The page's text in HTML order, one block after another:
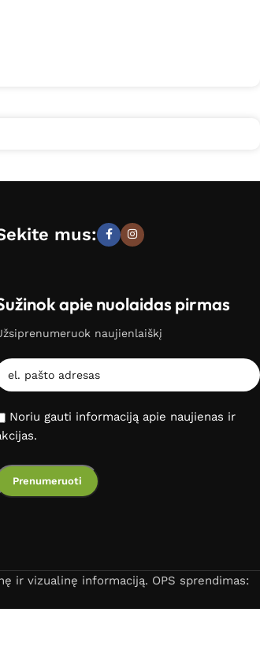
mus:
apie nuolaidas pirmas
naujienlaiškį
Noriu gauti informaciją apie naujienas ir
ir vizualinę informaciją. OPS sprendimas: